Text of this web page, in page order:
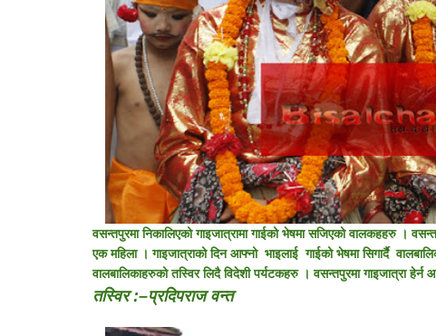
वसन्तपुरमा निकालिएको गाइजात्रामा गाईको भेषमा सजिएको वालकहहरु ।
एक महिला । गाइजात्राको दिन आफ्नो भाइलाई गाईको भेषमा सिगार्दै
वालबालिकाहरुको तस्विर लिदै विदेशी पर्यटकहरु । वसन्तपुरमा गाइजात्रा
तस्विर :–प्रदिपराज वन्त